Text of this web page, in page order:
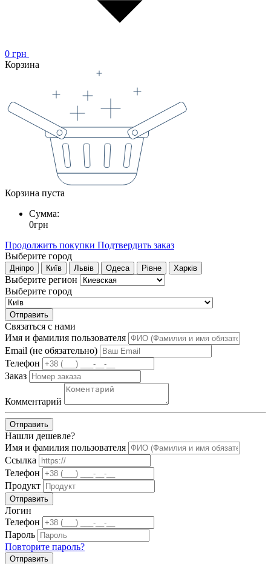
0 грн
Корзина
Корзина пуста
Сумма:
0грн
Продолжить покупки Подтвердить заказ
Выберите город
Дніпро Київ Львів Одеса Рівне Харків
Выберите регион
Выберите город
Отправить
Связаться с нами
Имя и фамилия пользователя
Email (не обязательно)
Телефон
Заказ
Комментарий
Отправить
Нашли дешевле?
Имя и фамилия пользователя
Ссылка
Телефон
Продукт
Отправить
Логин
Телефон
Пароль
Повторите пароль?
Отправить